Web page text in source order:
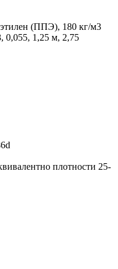
(ППЭ), 180 кг/м3
0,055, 1,25 м, 2,75
плотности 25-